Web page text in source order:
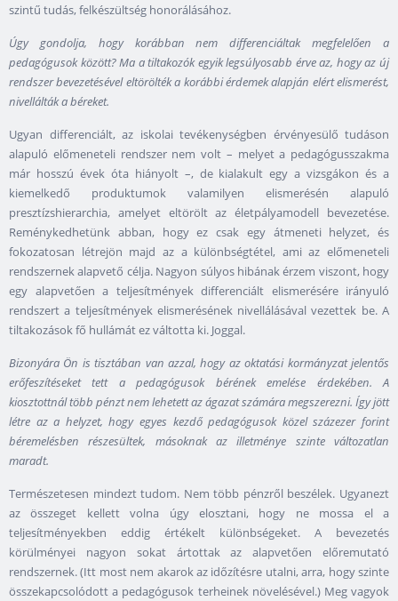
szintű tudás, felkészültség honorálásához.
Úgy gondolja, hogy korábban nem differenciáltak megfelelően a
pedagógusok között? Ma a tiltakozók egyik legsúlyosabb érve az, hogy az új
rendszer bevezetésével eltörölték a korábbi érdemek alapján elért elismerést,
nivellálták a béreket.
Ugyan differenciált, az iskolai tevékenységben érvényesülő tudáson
alapuló előmeneteli rendszer nem volt – melyet a pedagógusszakma
már hosszú évek óta hiányolt –, de kialakult egy a vizsgákon és a
kiemelkedő produktumok valamilyen elismerésén alapuló
presztízshierarchia, amelyet eltörölt az életpályamodell bevezetése.
Reménykedhetünk abban, hogy ez csak egy átmeneti helyzet, és
fokozatosan létrejön majd az a különbségtétel, ami az előmeneteli
rendszernek alapvető célja. Nagyon súlyos hibának érzem viszont, hogy
egy alapvetően a teljesítmények differenciált elismerésére irányuló
rendszert a teljesítmények elismerésének nivellálásával vezettek be. A
tiltakozások fő hullámát ez váltotta ki. Joggal.
Bizonyára Ön is tisztában van azzal, hogy az oktatási kormányzat jelentős
erőfeszítéseket tett a pedagógusok bérének emelése érdekében. A
kiosztottnál több pénzt nem lehetett az ágazat számára megszerezni. Így jött
létre az a helyzet, hogy egyes kezdő pedagógusok közel százezer forint
béremelésben részesültek, másoknak az illetménye szinte változatlan
maradt.
Természetesen mindezt tudom. Nem több pénzről beszélek. Ugyanezt
az összeget kellett volna úgy elosztani, hogy ne mossa el a
teljesítményekben eddig értékelt különbségeket. A bevezetés
körülményei nagyon sokat ártottak az alapvetően előremutató
rendszernek. (Itt most nem akarok az időzítésre utalni, arra, hogy szinte
összekapcsolódott a pedagógusok terheinek növelésével.) Meg vagyok